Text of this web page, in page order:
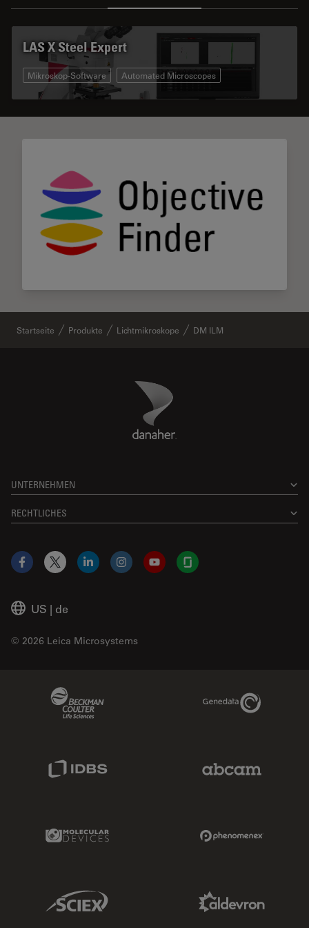
LAS X Steel Expert
Mikroskop-Software Automated Microscopes
Startseite Produkte Lichtmikroskope DM ILM
Danaher Logo
UNTERNEHMEN
RECHTLICHES
US | de
© 2026 Leica Microsystems
Facebook
X LinkedInInstagramYouTubeGlassdoor
Genedata Link
Molecular Devices Link
Sciex Link